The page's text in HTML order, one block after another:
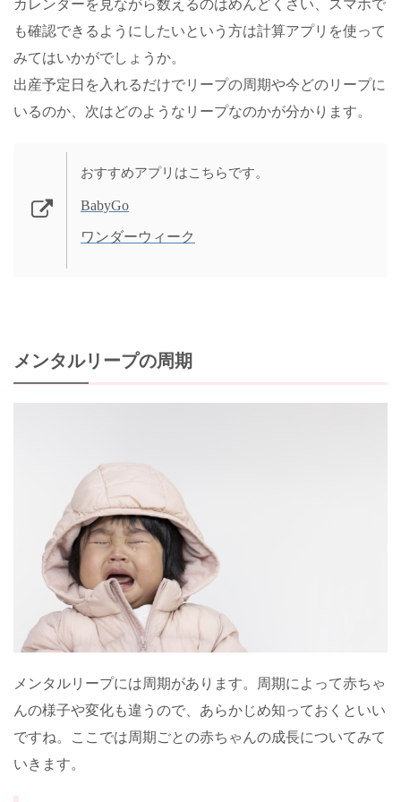
カレンダーを見ながら数えるのはめんどくさい、スマホで
も確認できるようにしたいという方は計算アプリを使って
みてはいかがでしょうか。
出産予定日を入れるだけでリープの周期や今どのリープに
いるのか、次はどのようなリープなのかが分かります。
おすすめアプリはこちらです。
BabyGo
ワンダーウィーク
メンタルリープの周期
メンタルリープには周期があります。周期によって赤ちゃ
んの様子や変化も違うので、あらかじめ知っておくといい
ですね。ここでは周期ごとの赤ちゃんの成長についてみて
いきます。